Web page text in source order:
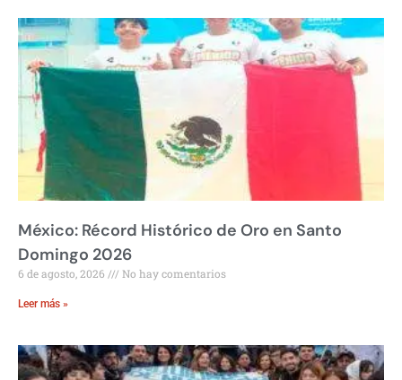
México: Récord Histórico de Oro en Santo
Domingo 2026
6 de agosto, 2026 No hay comentarios
Leer más »